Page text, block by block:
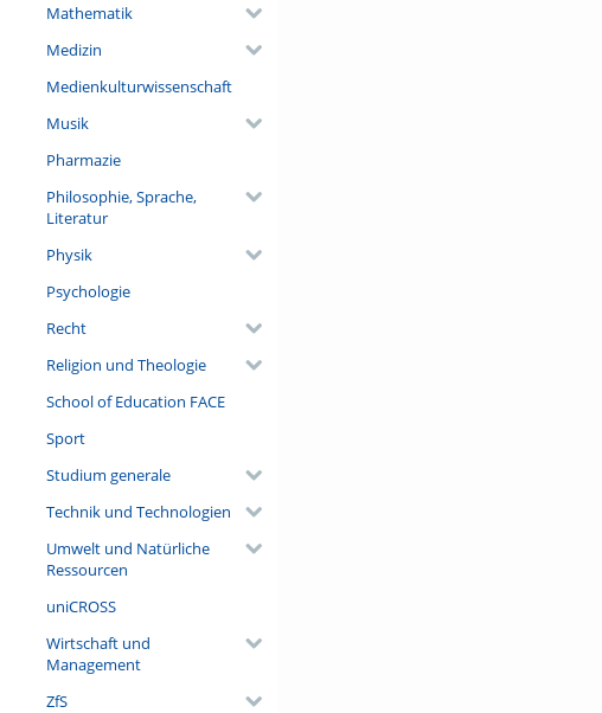
Mathematik
Medizin
Medienkulturwissenschaft
Musik
Pharmazie
Philosophie, Sprache,
Literatur
Physik
Psychologie
Recht
Religion und Theologie
School of Education FACE
Sport
Studium generale
Technik und Technologien
Umwelt und Natürliche
Ressourcen
uniCROSS
Wirtschaft und
Management
ZfS